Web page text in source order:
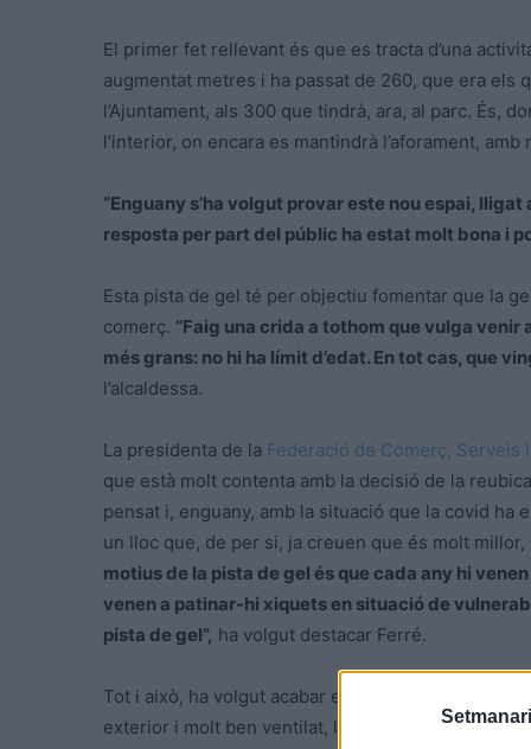
El primer fet rellevant és que es tracta d’una
augmentat metres i ha passat de 260, que era els
l’Ajuntament, als 300 que tindrà, ara, al parc. És,
l’interior, on encara es mantindrà l’aforament,
“Enguany s’ha volgut provar este nou espai,
resposta per part del públic ha estat molt bona i
Esta pista de gel té per objectiu fomentar que la
comerç. “Faig una crida a tothom que vulga
més grans: no hi ha límit d’edat. En tot cas, que
l’alcaldessa.
La presidenta de la Federació de Comerç, Serveis
que està molt contenta amb la decisió de la
pensat i, enguany, amb la situació que la covid ha
un lloc que, de per si, ja creuen que és molt
motius de la pista de gel és que cada any hi
venen a patinar-hi xiquets en situació de
pista de gel”, ha volgut destacar Ferré.
Tot i això, ha volgut acabar el discurs recordant a
exterior i molt ben ventilat, la pandèmia encara no